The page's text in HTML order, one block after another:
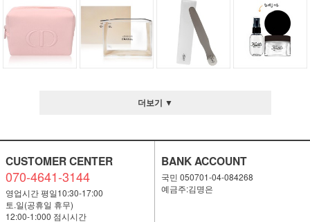
더보기 ▼
CUSTOMER CENTER
070-4641-3144
영업시간 평일10:30-17:00
토.일(공휴일 휴무)
12:00-1:000 점시시간
BANK ACCOUNT
국민 050701-04-084268
예금주:김명은